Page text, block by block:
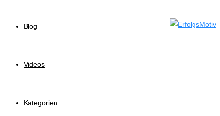
Blog
Videos
Kategorien